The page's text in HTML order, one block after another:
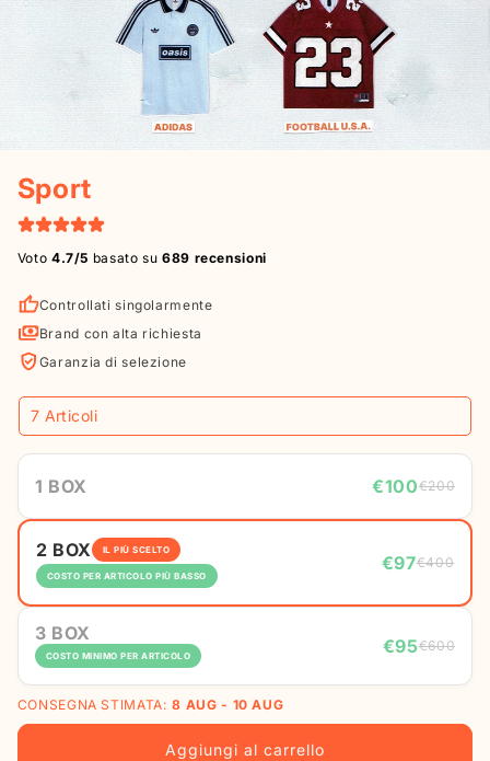
Sport
Voto 4.7/5 basato su 689 recensioni
Controllati singolarmente
Brand con alta richiesta
Garanzia di selezione
1 BOX €100€200
2 BOX IL PIÙ SCELTO
COSTO PER ARTICOLO PIÙ BASSO
€97€400
3 BOX
COSTO MINIMO PER ARTICOLO €95€600
CONSEGNA STIMATA: 8 AUG - 10 AUG
Aggiungi al carrello